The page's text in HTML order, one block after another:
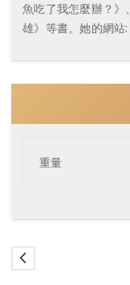
魚吃了我怎麼辦？
雄》等書。她的網
重量